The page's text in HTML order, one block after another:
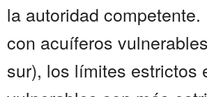
la autoridad
con acuíferos
sur), los límites estrictos